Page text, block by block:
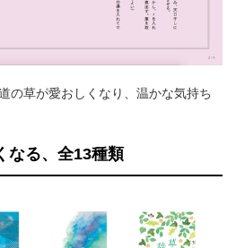
の草が愛おしくなり、温かな気持ち
なる、全13種類